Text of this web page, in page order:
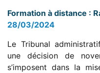
Formation à distance :
28/03/2024
Le Tribunal
une décision de
s’imposent dans la